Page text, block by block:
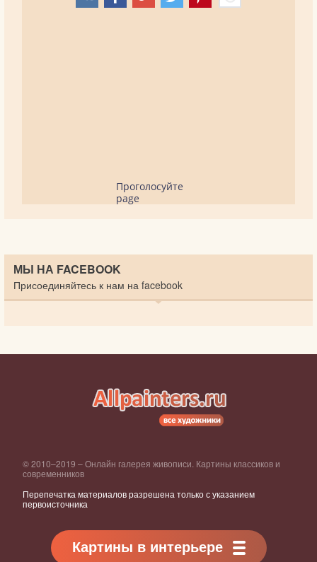
Проголосуйте
page
МЫ НА FACEBOOK
Присоединяйтесь к нам на facebook
© 2010–2019 – Онлайн галерея живописи. Картины классиков и
современников
Перепечатка материалов разрешена только с указанием
первоисточника
Картины в интерьере